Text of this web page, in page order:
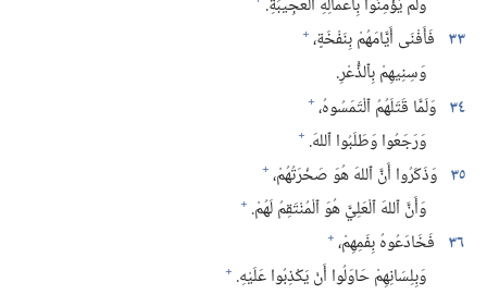
وَلَمْ يُؤْمِنُوا بِأَعْمَالِهِ ٱلْعَجِيبَةِ.‏
٣٣ فَأَفْنَى أَيَّامَهُمْ بِنَفْخَةٍ،‏ +
وَسِنِيهِمْ بِٱلذُّعْرِ.‏
٣٤ وَلَمَّا قَتَلَهُمُ ٱلْتَمَسُوهُ،‏ +
وَرَجَعُوا وَطَلَبُوا ٱللهَ.‏ +
٣٥ وَذَكَرُوا أَنَّ ٱللهَ هُوَ صَخْرَتُهُمْ،‏ +
وَأَنَّ ٱللهَ ٱلْعَلِيَّ هُوَ ٱلْمُنْتَقِمُ لَهُمْ.‏ +
٣٦ فَخَادَعُوهُ بِفَمِهِمْ،‏ +
وَبِلِسَانِهِمْ حَاوَلُوا أَنْ يَكْذِبُوا عَلَيْهِ.‏ +